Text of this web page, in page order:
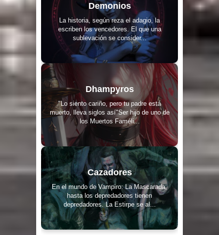
Demonios
La historia, según reza el adagio, la
escriben los vencedores. El que una
sublevación se consider...
Dhampyros
"Lo siento cariño, pero tu padre está
muerto, lleva siglos así"Ser hijo de uno de
los Muertos Faméli...
Cazadores
En el mundo de Vampiro: La Mascarada,
hasta los depredadores tienen
depredadores. La Estirpe se al...